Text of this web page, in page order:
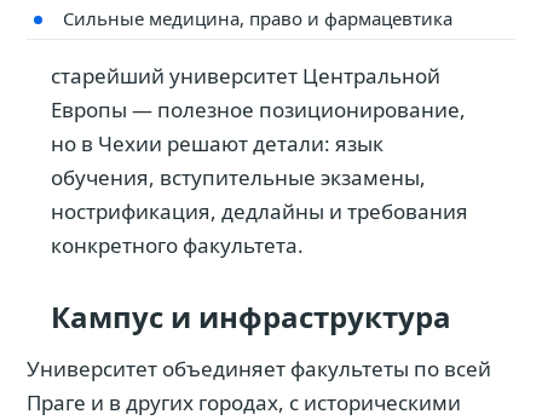
Сильные медицина, право и фармацевтика
старейший университет Центральной
Европы — полезное позиционирование,
но в Чехии решают детали: язык
обучения, вступительные экзамены,
нострификация, дедлайны и требования
конкретного факультета.
Кампус и инфраструктура
Университет объединяет факультеты по всей
Праге и в других городах, с историческими